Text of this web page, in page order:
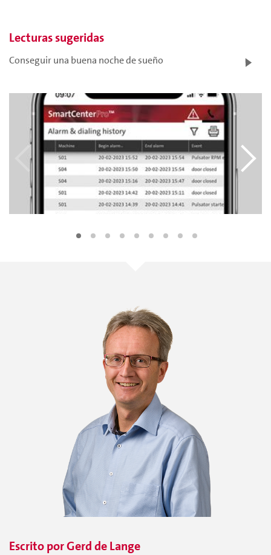
Lecturas sugeridas
Conseguir una buena noche de sueño
Escrito porGerdde Lange